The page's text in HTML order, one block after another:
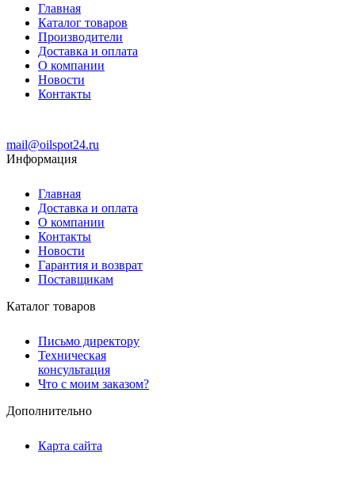
Главная
Каталог товаров
Производители
Доставка и оплата
О компании
Новости
Контакты
mail@oilspot24.ru
Информация
Главная
Доставка и оплата
О компании
Контакты
Новости
Гарантия и возврат
Поставщикам
Каталог товаров
Письмо директору
Техническая
консультация
Что с моим заказом?
Дополнительно
Карта сайта